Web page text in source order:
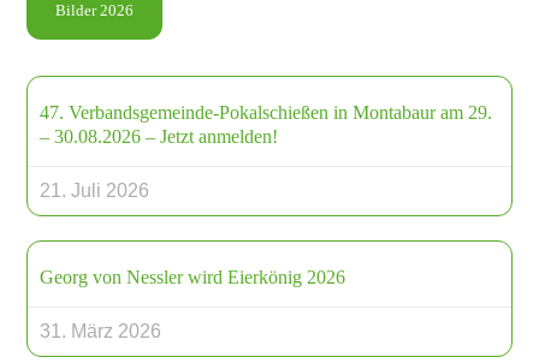
Bilder 2026
47. Verbandsgemeinde-Pokalschießen in Montabaur am 29.
– 30.08.2026 – Jetzt anmelden!
21. Juli 2026
Georg von Nessler wird Eierkönig 2026
31. März 2026